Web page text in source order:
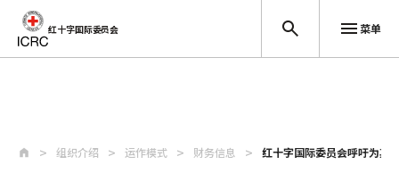
红十字国际委员会 菜单
组织介绍 运作模式 财务信息 红十字国际委员会呼吁为其